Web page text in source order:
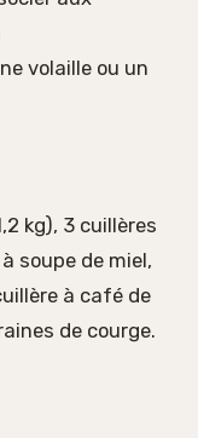
volaille ou un
kg), 3 cuillères
soupe de miel,
à café de
de courge.